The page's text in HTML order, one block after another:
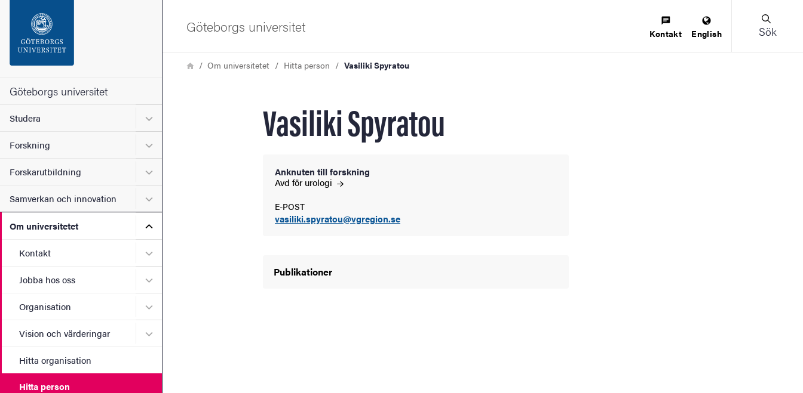
Sidfoten
Om webbplatsen
Göteborgs universitet
Studera Undermeny för Studera
Forskning Undermeny för Forskning
Forskarutbildning Undermeny för Forskarutbildning
Samverkan och innovation Undermeny för Samverkan och innovation
Om universitetet Undermeny för Om universitetet
Kontakt Undermeny för Kontakt
Jobba hos oss Undermeny för Jobba hos oss
Organisation Undermeny för Organisation
Vision och värderingar Undermeny för Vision och värderingar
Hitta organisation
Hitta person
Göteborgs universitet Kontakt English Sök
LänkstigHemOm universitetet Hitta person Vasiliki Spyratou
Vasiliki Spyratou
Anknuten till forskning
Avd förurologi
E-POST
vasiliki.spyratou@vgregion.se
Publikationer